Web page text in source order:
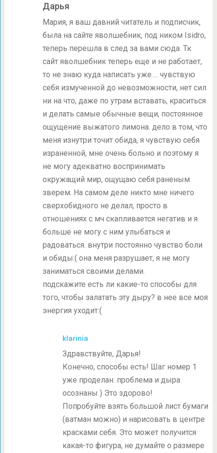
Дарья
Мария, я ваш давний читатель и подписчик,
была на сайте яволшебник, под ником Isidro,
теперь перешла в след за вами сюда. Тк
сайт яволшебник теперь еще и не работает,
то не знаю куда написать уже…. чувствую
себя измученной до невозможности, нет сил
ни на что, даже по утрам вставать, краситься
и делать самые обычные вещи, постоянное
ощущение выжатого лимона. дело в том, что
меня изнутри точит обида, я чувствую себя
израненной, мне очень больно и поэтому я
не могу адекватно воспринимать
окружащий мир, ощущаю себя раненым
зверем. На самом деле никто мне ничего
сверхобидного не делал, просто в
отношениях с мч скапливается негатив и я
больше не могу с ним улыбаться и
радоваться. внутри постоянно чувство боли
и обиды:( она меня разрушает, я не могу
заниматься своими делами.
подскажите есть ли какие-то способы для
того, чтобы залатать эту дыру? в нее все моя
энергия уходит:(
klarinia
Здравствуйте, Дарья!
Конечно, способы есть! Шаг номер 1
уже проделан: проблема и дыра
осознаны ) Это здорово!
Попробуйте взять большой лист бумаги
(ватман можно) и нарисовать в центре
красками себя. Это может получится
какая-то фигура, не думайте о размере